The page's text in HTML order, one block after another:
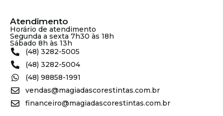
Atendimento
Horário de atendimento
Segunda a sexta 7h30 às 18h
Sábado 8h às 13h
(48) 3282-5005
(48) 3282-5004
(48) 98858-1991
vendas@magiadascorestintas.com.br
financeiro@magiadascorestintas.com.br